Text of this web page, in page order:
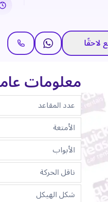
لاحقًا
معلومات
عدد المقاعد
الأمتعة
الأبواب
ناقل الحركة
شكل الهيكل